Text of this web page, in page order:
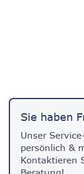
Sie haben
Unser
persönlich &
Kontaktieren